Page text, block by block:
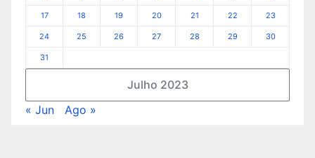
Julho 2023
17 18 19 20 21 22 23
24 25 26 27 28 29 30
31
« Jun Ago »